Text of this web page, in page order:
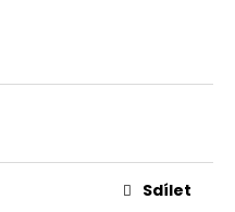
Sdílet